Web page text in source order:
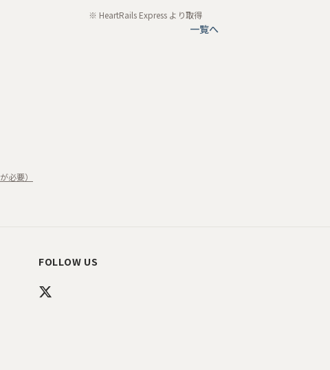
※ HeartRails Express より取得
一覧へ
必要）
FOLLOW US